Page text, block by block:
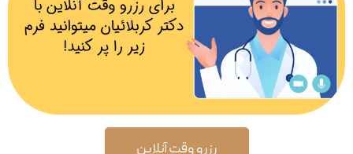
رزرو وقت آنلاین